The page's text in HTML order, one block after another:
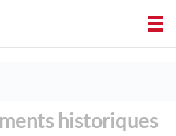
historiques